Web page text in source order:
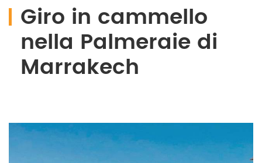
Giro in cammello
nella Palmeraie di
Marrakech